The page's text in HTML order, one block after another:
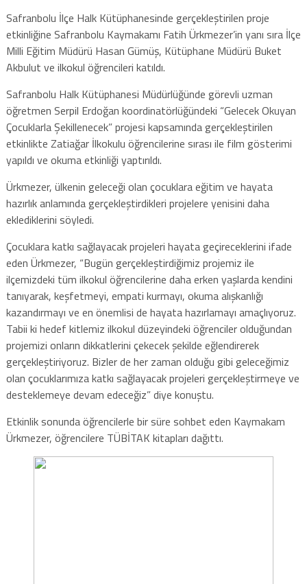
Safranbolu İlçe Halk Kütüphanesinde gerçekleştirilen proje
etkinliğine Safranbolu Kaymakamı Fatih Ürkmezer’in yanı sıra İlçe
Milli Eğitim Müdürü Hasan Gümüş, Kütüphane Müdürü Buket
Akbulut ve ilkokul öğrencileri katıldı.
Safranbolu Halk Kütüphanesi Müdürlüğünde görevli uzman
öğretmen Serpil Erdoğan koordinatörlüğündeki “Gelecek Okuyan
Çocuklarla Şekillenecek” projesi kapsamında gerçekleştirilen
etkinlikte Zatiağar İlkokulu öğrencilerine sırası ile film gösterimi
yapıldı ve okuma etkinliği yaptırıldı.
Ürkmezer, ülkenin geleceği olan çocuklara eğitim ve hayata
hazırlık anlamında gerçekleştirdikleri projelere yenisini daha
eklediklerini söyledi.
Çocuklara katkı sağlayacak projeleri hayata geçireceklerini ifade
eden Ürkmezer, “Bugün gerçekleştirdiğimiz projemiz ile
ilçemizdeki tüm ilkokul öğrencilerine daha erken yaşlarda kendini
tanıyarak, keşfetmeyi, empati kurmayı, okuma alışkanlığı
kazandırmayı ve en önemlisi de hayata hazırlamayı amaçlıyoruz.
Tabii ki hedef kitlemiz ilkokul düzeyindeki öğrenciler olduğundan
projemizi onların dikkatlerini çekecek şekilde eğlendirerek
gerçekleştiriyoruz. Bizler de her zaman olduğu gibi geleceğimiz
olan çocuklarımıza katkı sağlayacak projeleri gerçekleştirmeye ve
desteklemeye devam edeceğiz” diye konuştu.
Etkinlik sonunda öğrencilerle bir süre sohbet eden Kaymakam
Ürkmezer, öğrencilere TÜBİTAK kitapları dağıttı.